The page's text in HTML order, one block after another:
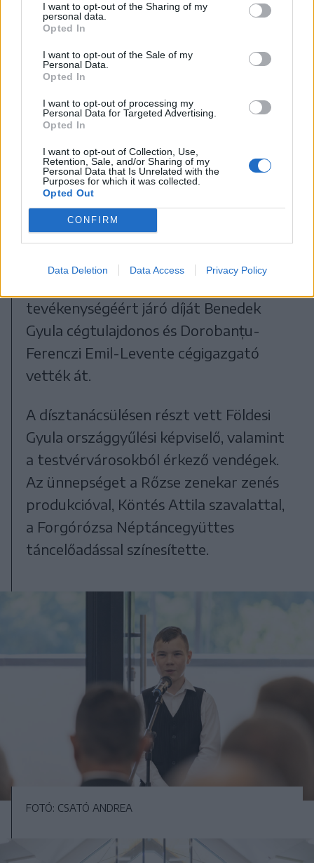
I want to opt-out of the Sharing of my
personal data.
Opted In
I want to opt-out of the Sale of my
Personal Data.
Opted In
I want to opt-out of processing my
Personal Data for Targeted Advertising.
Opted In
I want to opt-out of Collection, Use,
Retention, Sale, and/or Sharing of my
Personal Data that Is Unrelated with the
Purposes for which it was collected.
Opted Out
CONFIRM
Data Deletion Data Access Privacy Policy
FOTÓ: CSATÓ ANDREA
tevékenységéért járó díját Benedek
Gyula cégtulajdonos és Dorobanțu-
Ferenczi Emil-Levente cégigazgató
vették át.
A dísztanácsülésen részt vett Földesi
Gyula országgyűlési képviselő, valamint
a testvérvárosokból érkező vendégek.
Az ünnepséget a Rőzse zenekar zenés
produkcióval, Köntés Attila szavalattal,
a Forgórózsa Néptáncegyüttes
táncelőadással színesítette.
FOTÓ: CSATÓ ANDREA